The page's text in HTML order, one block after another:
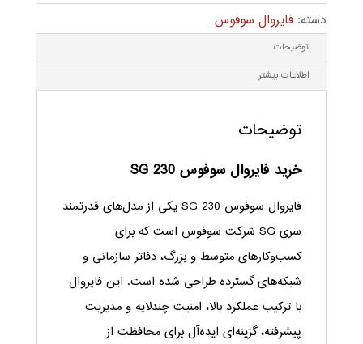
دسته: فایروال سوفوس
توضیحات
اطلاعات بیشتر
توضیحات
خرید فایروال سوفوس SG 230
فایروال سوفوس SG 230 یکی از مدل‌های قدرتمند
سری SG شرکت سوفوس است که برای
کسب‌وکارهای متوسط و بزرگ، دفاتر سازمانی و
شبکه‌های گسترده طراحی شده است. این فایروال
با ترکیب عملکرد بالا، امنیت چندلایه و مدیریت
پیشرفته، گزینه‌ای ایده‌آل برای محافظت از